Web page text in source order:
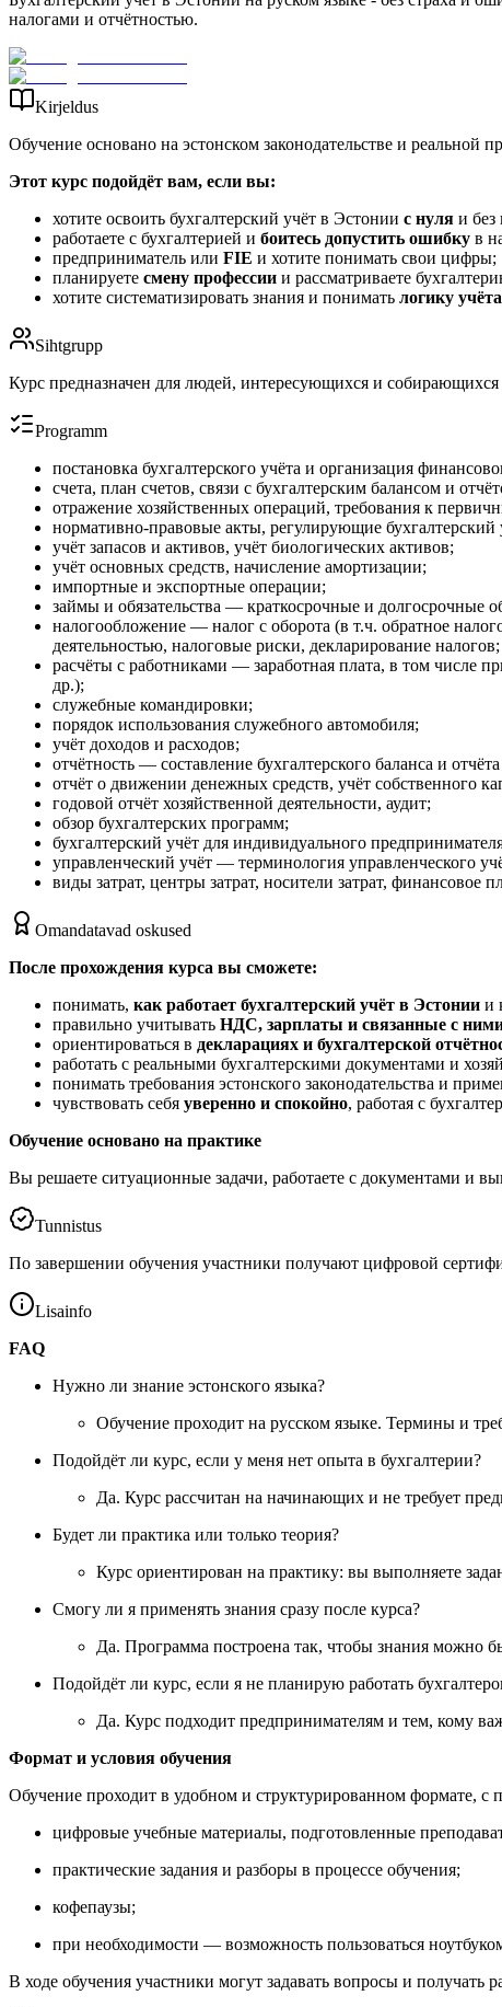
налогами и отчётностью.
Kirjeldus
Обучение основано на эстонском законодательстве и реальной
Этот курс подойдёт вам, если вы:
хотите освоить бухгалтерский учёт в Эстонии с нуля и без
работаете с бухгалтерией и боитесь допустить ошибку в
предприниматель или FIE и хотите понимать свои цифры;
планируете смену профессии и рассматриваете
хотите систематизировать знания и понимать логику учёта
Sihtgrupp
Курс предназначен для людей, интересующихся и
Programm
постановка бухгалтерского учёта и организация
счета, план счетов, связи с бухгалтерским балансом и
отражение хозяйственных операций, требования к
нормативно-правовые акты, регулирующие бухгалтерский
учёт запасов и активов, учёт биологических активов;
учёт основных средств, начисление амортизации;
импортные и экспортные операции;
займы и обязательства — краткосрочные и долгосрочные
налогообложение — налог с оборота (в т.ч. обратное
деятельностью, налоговые риски, декларирование налогов;
расчёты с работниками — заработная плата, в том числе
др.);
служебные командировки;
порядок использования служебного автомобиля;
учёт доходов и расходов;
отчётность — составление бухгалтерского баланса и
отчёт о движении денежных средств, учёт собственного
годовой отчёт хозяйственной деятельности, аудит;
обзор бухгалтерских программ;
бухгалтерский учёт для индивидуального
управленческий учёт — терминология управленческого
виды затрат, центры затрат, носители затрат, финансовое
Omandatavad oskused
После прохождения курса вы сможете:
понимать, как работает бухгалтерский учёт в Эстонии и
правильно учитывать НДС, зарплаты и связанные с
ориентироваться в декларациях и бухгалтерской
работать с реальными бухгалтерскими документами и
понимать требования эстонского законодательства и
чувствовать себя уверенно и спокойно, работая с
Обучение основано на практике
Вы решаете ситуационные задачи, работаете с документами и
Tunnistus
По завершении обучения участники получают цифровой
Lisainfo
FAQ
Нужно ли знание эстонского языка?
Обучение проходит на русском языке. Термины и
Подойдёт ли курс, если у меня нет опыта в бухгалтерии?
Да. Курс рассчитан на начинающих и не требует
Будет ли практика или только теория?
Курс ориентирован на практику: вы выполняете
Смогу ли я применять знания сразу после курса?
Да. Программа построена так, чтобы знания можно
Подойдёт ли курс, если я не планирую работать
Да. Курс подходит предпринимателям и тем, кому
Формат и условия обучения
Обучение проходит в удобном и структурированном формате, с
цифровые учебные материалы, подготовленные
практические задания и разборы в процессе обучения;
кофепаузы;
при необходимости — возможность пользоваться
В ходе обучения участники могут задавать вопросы и получать